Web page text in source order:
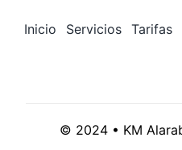
Inicio Servicios Tarifas
© 2024 • KM